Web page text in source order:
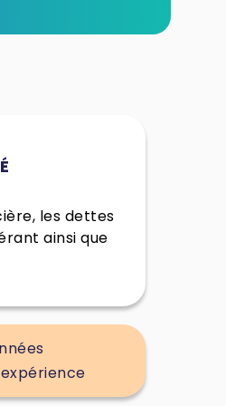
les dettes
ainsi que